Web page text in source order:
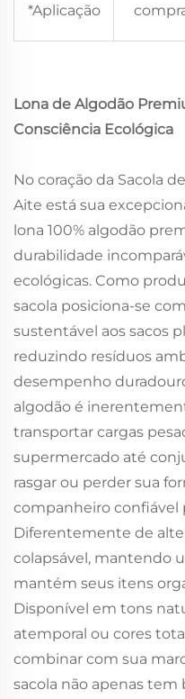
*Aplicação
Lona de Algodão
Consciência Ecológica
No coração da Sacola
Aite está sua
lona 100% algodão
durabilidade
ecológicas. Como
sacola posiciona-se
sustentável aos sacos
reduzindo resíduos
desempenho
algodão é
transportar cargas
supermercado até
rasgar ou perder sua
companheiro confiável
Diferentemente de
colapsável, mantendo
mantém seus itens
Disponível em tons
atemporal ou cores
combinar com sua
sacola não apenas